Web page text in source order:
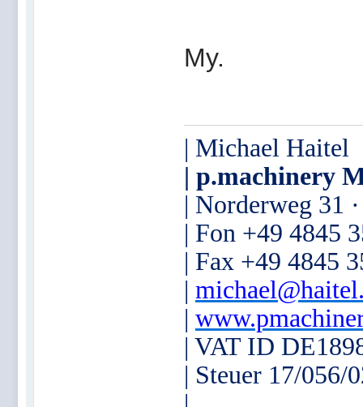
My.
| Michael Haitel
| p.machinery
| Norderweg 31
| Fon +49 4845
| Fax +49 4845
|
|
| VAT ID
| Steuer 17/056/